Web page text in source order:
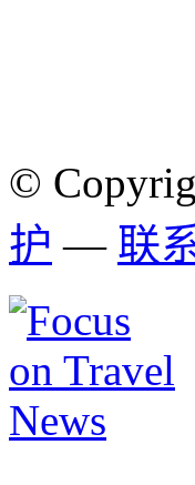
©
护 — 联